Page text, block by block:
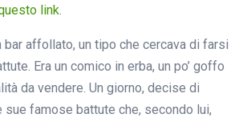
link.
bar affollato, un tipo che cercava di farsi
Era un comico in erba, un po’ goffo
da vendere. Un giorno, decise di
sue famose battute che, secondo lui,